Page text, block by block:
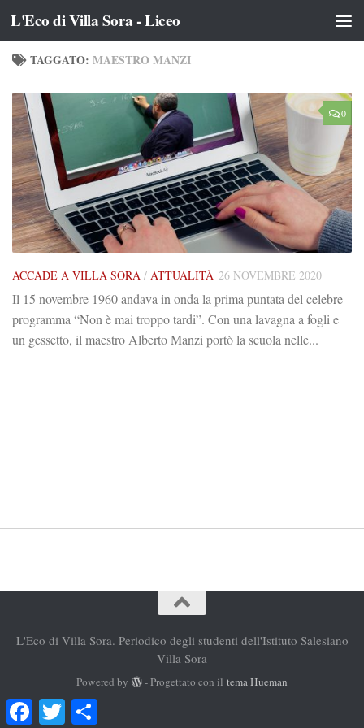
Salta al contenuto
L'Eco di Villa Sora - Liceo
TAGGATO: MAESTRO MANZI
0
ACCADE A VILLA SORA / ATTUALITÀ 26 NOVEMBRE 2020
Il 15 novembre 1960 andava in onda la prima puntata del celebre
programma “Non è mai troppo tardi”. Con una lavagna a fogli e
un gessetto, il maestro Alberto Manzi portò la scuola nelle...
L'Eco di Villa Sora. Periodico degli studenti dell'Istituto Salesiano
Villa Sora
Powered by - Progettato con iltema Hueman
FacebookTwitter